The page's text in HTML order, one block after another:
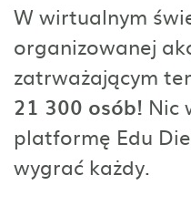
W wirtualnym
organizowanej
zatrważającym
21 300 osób! Nic
platformę Edu
wygrać każdy.